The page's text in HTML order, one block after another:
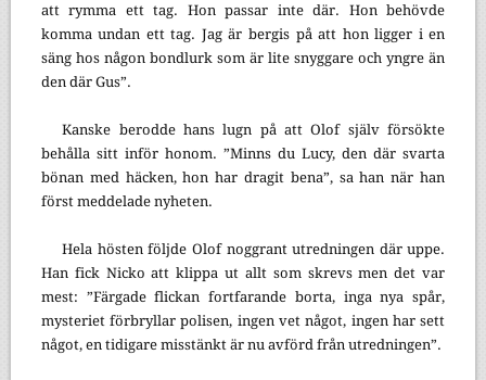
att rymma ett tag. Hon passar inte där. Hon behövde
komma undan ett tag. Jag är bergis på att hon ligger i en
säng hos någon bondlurk som är lite snyggare och yngre än
den där Gus”.
Kanske berodde hans lugn på att Olof själv försökte
behålla sitt inför honom. ”Minns du Lucy, den där svarta
bönan med häcken, hon har dragit bena”, sa han när han
först meddelade nyheten.
Hela hösten följde Olof noggrant utredningen där uppe.
Han fick Nicko att klippa ut allt som skrevs men det var
mest: ”Färgade flickan fortfarande borta, inga nya spår,
mysteriet förbryllar polisen, ingen vet något, ingen har sett
något, en tidigare misstänkt är nu avförd från utredningen”.